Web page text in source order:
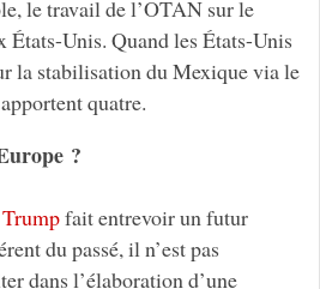
le travail de l’OTAN sur le
États-Unis. Quand les États-Unis
la stabilisation du Mexique via le
quatre.
?
fait entrevoir un futur
du passé, il n’est pas
dans l’élaboration d’une